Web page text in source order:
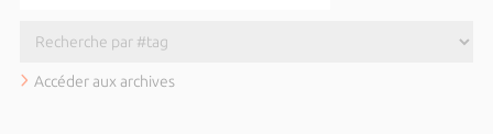
Accéder aux archives